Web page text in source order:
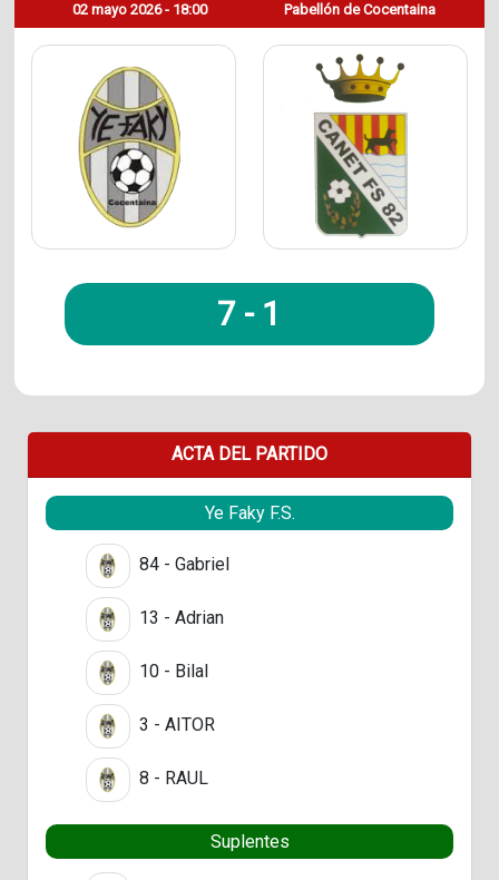
02 mayo 2026 - 18:00
Pabellón de Cocentaina
7 - 1
ACTA DEL PARTIDO
Ye Faky F.S.
84 - Gabriel
13 - Adrian
10 - Bilal
3 - AITOR
8 - RAUL
Suplentes